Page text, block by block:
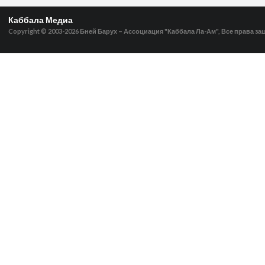
Каббала Медиа
Copyright © 2003-2026 Бней Барух – Ассоциация "Каббала Ла-Ам", Все права